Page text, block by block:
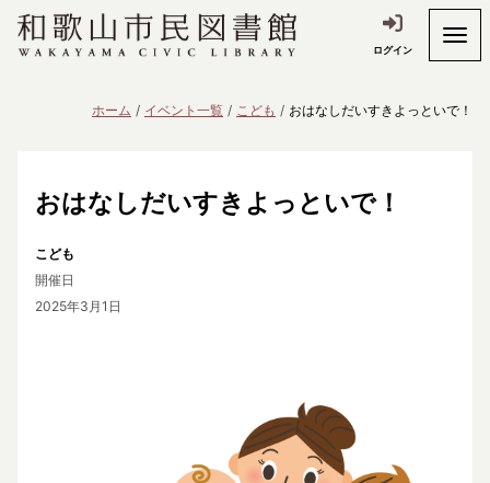
ログイン
ホーム イベント一覧 こども おはなしだいすきよっといで！
おはなしだいすきよっといで！
こども
開催日
2025年3月1日